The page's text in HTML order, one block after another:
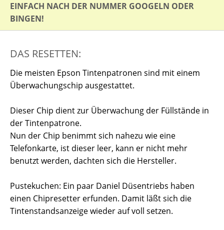
EINFACH NACH DER NUMMER GOOGELN ODER
BINGEN!
DAS RESETTEN:
Die meisten Epson Tintenpatronen sind mit einem
Überwachungschip ausgestattet.
Dieser Chip dient zur Überwachung der Füllstände in
der Tintenpatrone.
Nun der Chip benimmt sich nahezu wie eine
Telefonkarte, ist dieser leer, kann er nicht mehr
benutzt werden, dachten sich die Hersteller.
Pustekuchen: Ein paar Daniel Düsentriebs haben
einen Chipresetter erfunden. Damit läßt sich die
Tintenstandsanzeige wieder auf voll setzen.